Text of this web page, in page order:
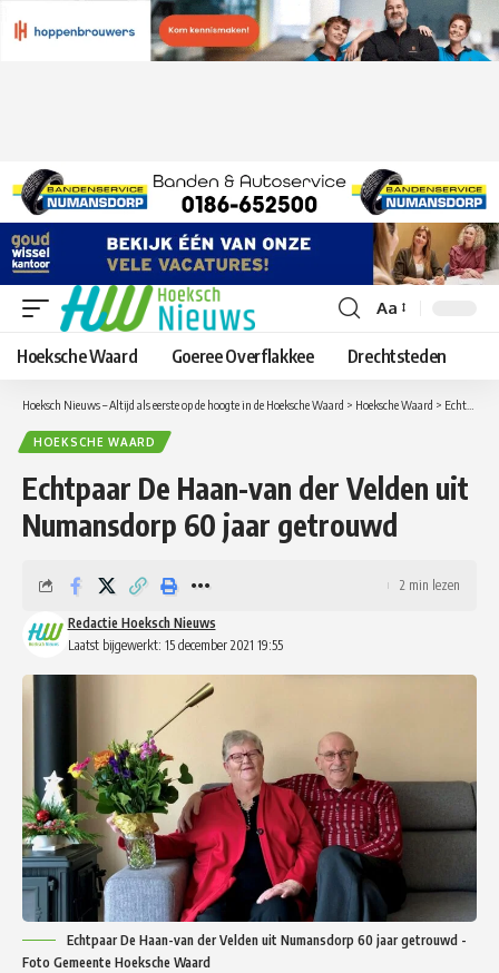
Lettergrootte
aanpassen
Aa
Hoeksche Waard Goeree Overflakkee Drechtsteden
Hoeksch Nieuws – Altijd als eerste op de hoogte in de Hoeksche Waard > Hoeksche Waard > Echtpaar De Haan-van der Velden uit Numansdorp 60 jaar getrouwd
HOEKSCHE WAARD
Echtpaar De Haan-van der Velden uit
Numansdorp 60 jaar getrouwd
Laatst bijgewerkt: 15 december 2021 19:55
Redactie Hoeksch Nieuws
2 min lezen
Echtpaar De Haan-van der Velden uit Numansdorp 60 jaar getrouwd -
Foto Gemeente Hoeksche Waard